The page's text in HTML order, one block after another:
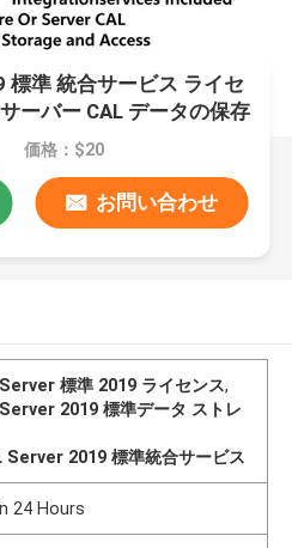
標準 統合サービス ライセ
ーバー CAL データの保存
価格：$20
お問い合わせ
標準 2019 ライセンス,
2019 標準データ ストレ
Server 2019 標準統合サービス
24 Hours